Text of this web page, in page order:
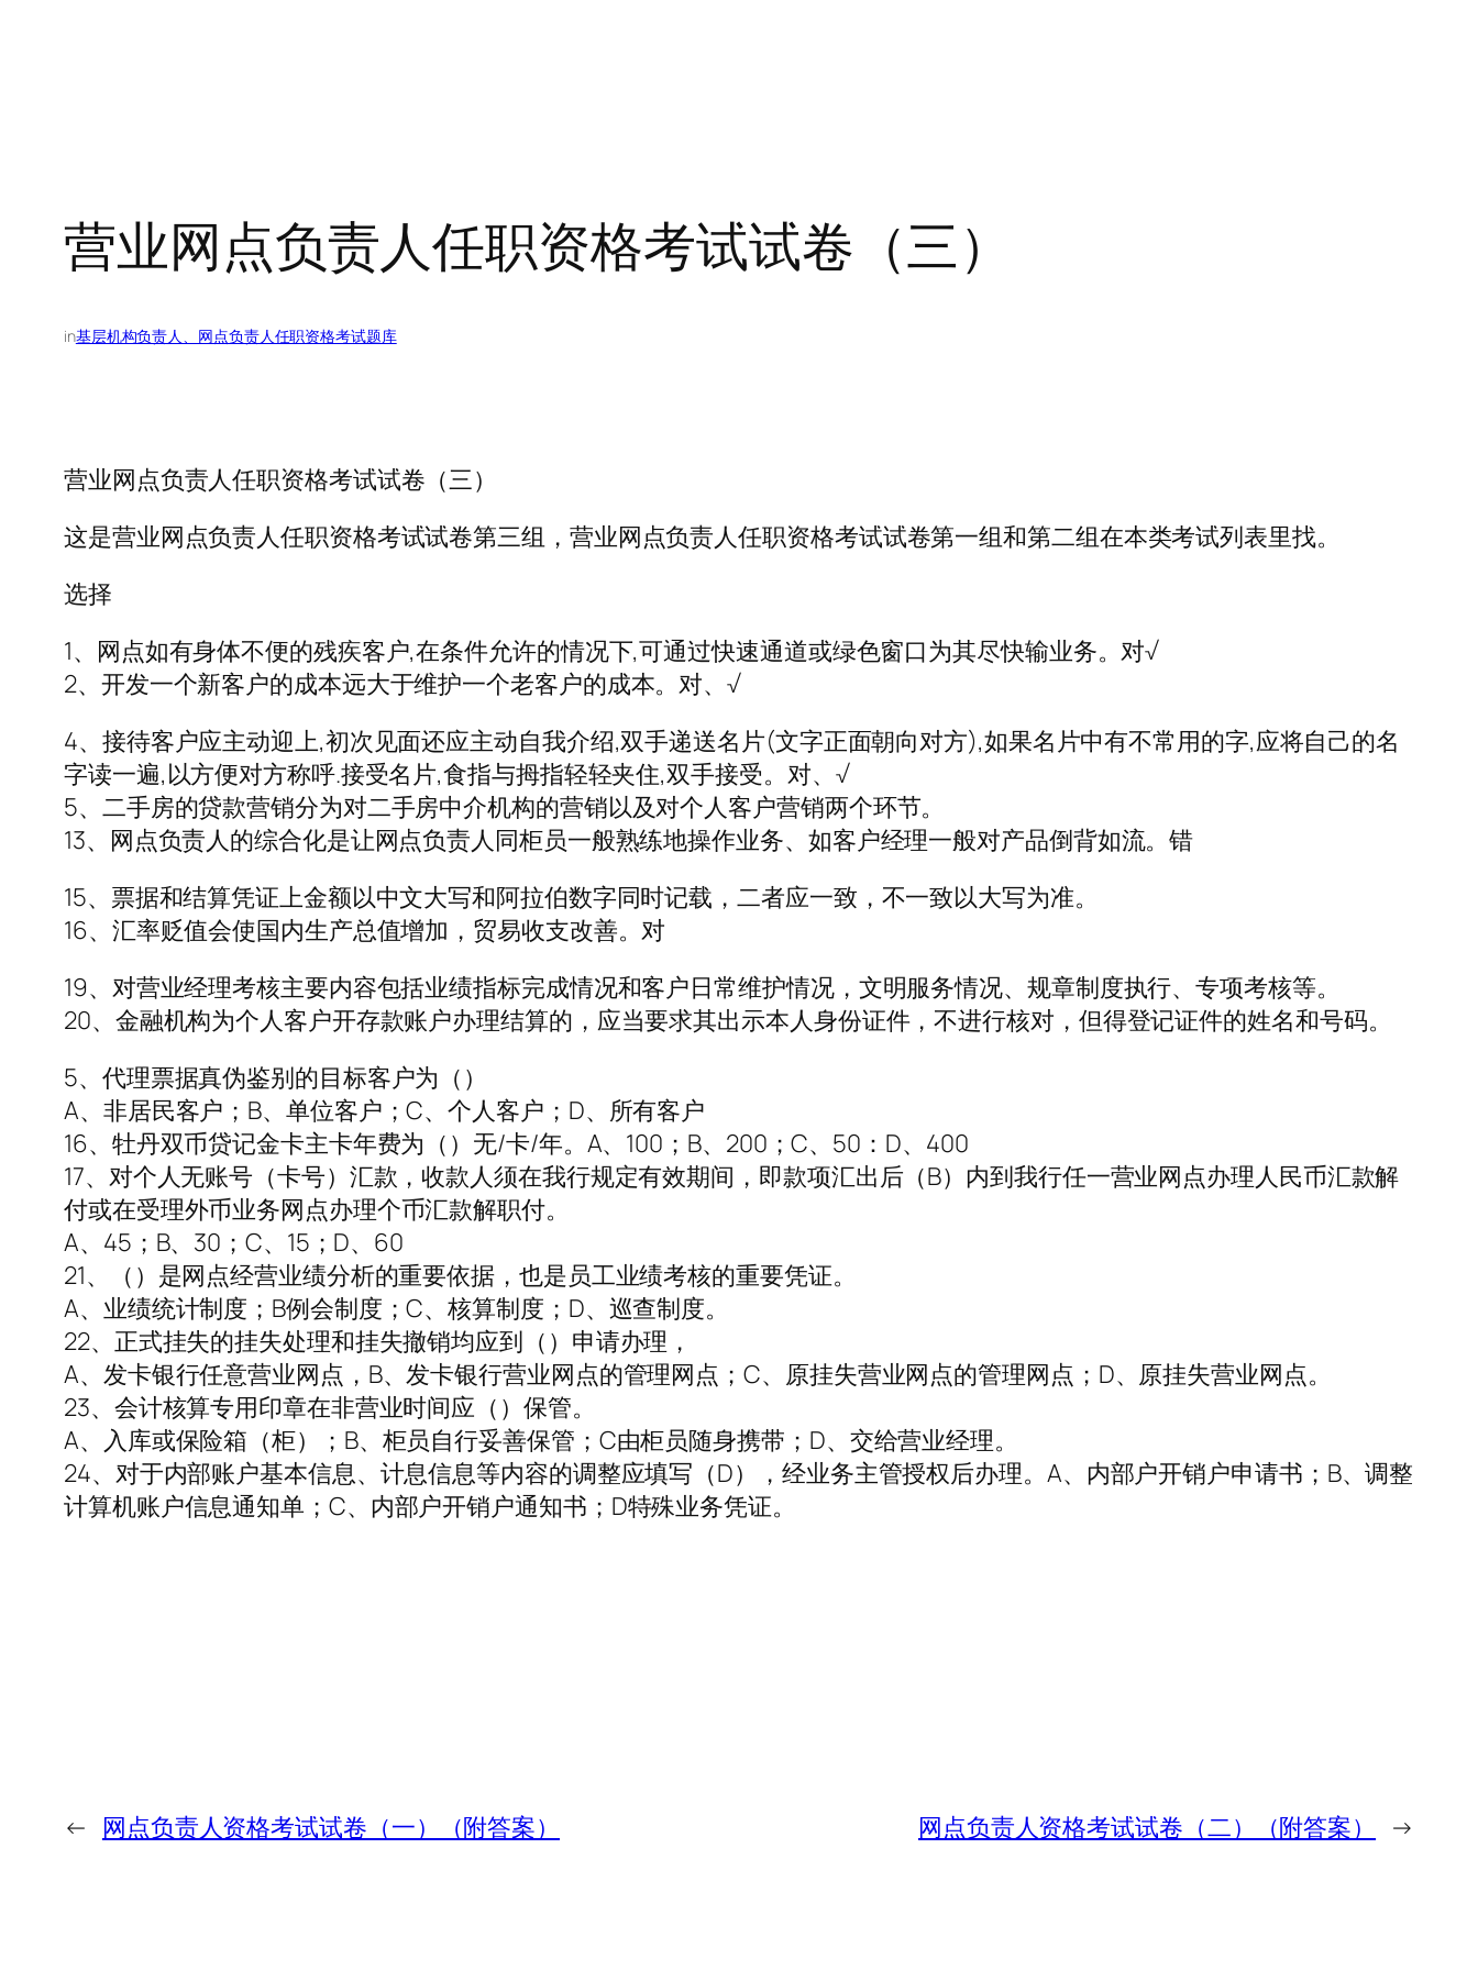
营业网点负责人任职资格考试试卷（三）
in基层机构负责人、网点负责人任职资格考试题库
营业网点负责人任职资格考试试卷（三）
这是营业网点负责人任职资格考试试卷第三组，营业网点负责人任职资格考试试卷第一组和第二组在本类考试列表里找。
选择
1、网点如有身体不便的残疾客户,在条件允许的情况下,可通过快速通道或绿色窗口为其尽快输业务。对√
2、开发一个新客户的成本远大于维护一个老客户的成本。对、√
4、接待客户应主动迎上,初次见面还应主动自我介绍,双手递送名片(文字正面朝向对方),如果名片中有不常用的字,应将自己的名
字读一遍,以方便对方称呼.接受名片,食指与拇指轻轻夹住,双手接受。对、√
5、二手房的贷款营销分为对二手房中介机构的营销以及对个人客户营销两个环节。
13、网点负责人的综合化是让网点负责人同柜员一般熟练地操作业务、如客户经理一般对产品倒背如流。错
15、票据和结算凭证上金额以中文大写和阿拉伯数字同时记载，二者应一致，不一致以大写为准。
16、汇率贬值会使国内生产总值增加，贸易收支改善。对
19、对营业经理考核主要内容包括业绩指标完成情况和客户日常维护情况，文明服务情况、规章制度执行、专项考核等。
20、金融机构为个人客户开存款账户办理结算的，应当要求其出示本人身份证件，不进行核对，但得登记证件的姓名和号码。
5、代理票据真伪鉴别的目标客户为（）
A、非居民客户；B、单位客户；C、个人客户；D、所有客户
16、牡丹双币贷记金卡主卡年费为（）无/卡/年。A、100；B、200；C、50：D、400
17、对个人无账号（卡号）汇款，收款人须在我行规定有效期间，即款项汇出后（B）内到我行任一营业网点办理人民币汇款解
付或在受理外币业务网点办理个币汇款解职付。
A、45；B、30；C、15；D、60
21、（）是网点经营业绩分析的重要依据，也是员工业绩考核的重要凭证。
A、业绩统计制度；B例会制度；C、核算制度；D、巡查制度。
22、正式挂失的挂失处理和挂失撤销均应到（）申请办理，
A、发卡银行任意营业网点，B、发卡银行营业网点的管理网点；C、原挂失营业网点的管理网点；D、原挂失营业网点。
23、会计核算专用印章在非营业时间应（）保管。
A、入库或保险箱（柜）；B、柜员自行妥善保管；C由柜员随身携带；D、交给营业经理。
24、对于内部账户基本信息、计息信息等内容的调整应填写（D），经业务主管授权后办理。A、内部户开销户申请书；B、调整
计算机账户信息通知单；C、内部户开销户通知书；D特殊业务凭证。
← 网点负责人资格考试试卷（一）（附答案） 网点负责人资格考试试卷（二）（附答案） →